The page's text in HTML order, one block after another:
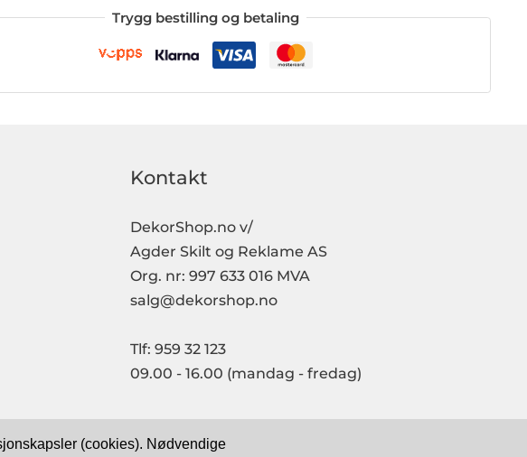
(cookies). Nødvendige
Trygg bestilling og betaling
Kontakt
DekorShop.no v/
Agder Skilt og Reklame AS
Org. nr: 997 633 016 MVA
salg@dekorshop.no
Tlf: 959 32 123
09.00 - 16.00 (mandag - fredag)